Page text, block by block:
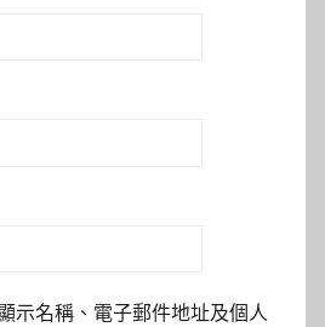
示名稱、電子郵件地址及個人